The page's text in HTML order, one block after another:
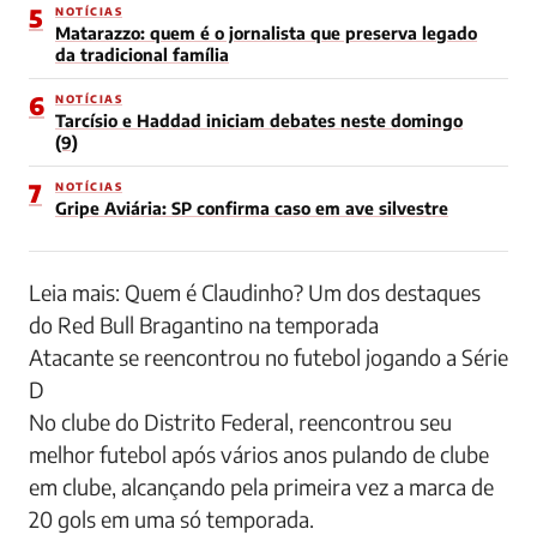
5 NOTÍCIAS
Matarazzo: quem é o jornalista que preserva legado
da tradicional família
6 NOTÍCIAS
Tarcísio e Haddad iniciam debates neste domingo
(9)
7 NOTÍCIAS
Gripe Aviária: SP confirma caso em ave silvestre
Leia mais: Quem é Claudinho? Um dos destaques
do Red Bull Bragantino na temporada
Atacante se reencontrou no futebol jogando a Série
D
No clube do Distrito Federal, reencontrou seu
melhor futebol após vários anos pulando de clube
em clube, alcançando pela primeira vez a marca de
20 gols em uma só temporada.